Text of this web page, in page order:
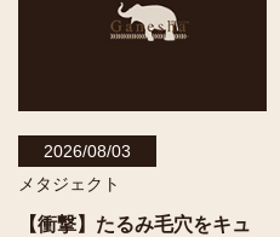
2026/08/03
メタジェクト
【衝撃】たるみ毛穴をキュ